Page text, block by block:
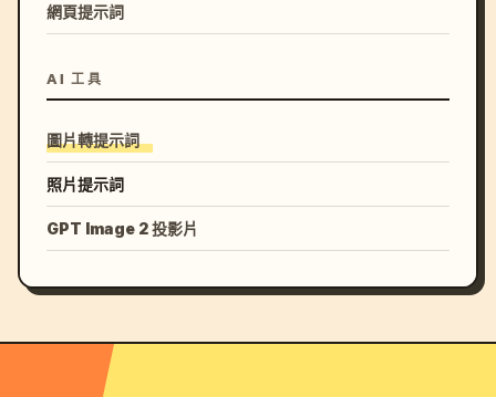
網頁提示詞
AI 工具
圖片轉提示詞
照片提示詞
GPT Image 2 投影片